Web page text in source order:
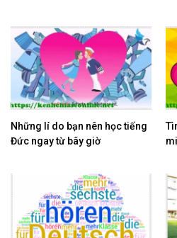
Những lí do bạn nên học tiếng
Đức ngay từ bây giờ